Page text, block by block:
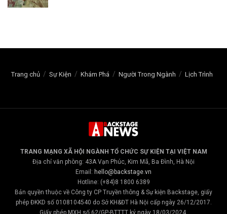
Trang chủ Sự Kiện Khám Phá Người Trong Ngành Lịch Trình
TRANG MẠNG XÃ HỘI NGÀNH TỔ CHỨC SỰ KIỆN TẠI VIỆT NAM
Địa chỉ văn phòng: 43A Vạn Phúc, Kim Mã, Ba Đình, Hà Nội
Email: hello@backstage.vn
Hotline: (+84)8 1800 6389
Bản quyền thuộc về Công ty CP Truyền thông & Sự kiện Backstage, giấy
phép ĐKKD số 0108104540 do Sở KH&ĐT Hà Nội cấp ngày 26/12/2017.
Giấy phép MXH số 62/GP-BTTTT ký ngày 18/03/2024.